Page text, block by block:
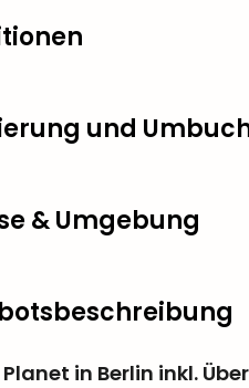
und
& Umgebung
Planet in Berlin inkl.